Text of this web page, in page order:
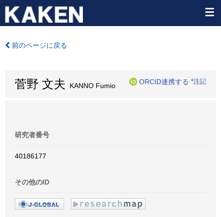
前のページに戻る
菅野 文夫 KANNO Fumio
ORCID連携する *注記
研究者番号
40186177
その他のID